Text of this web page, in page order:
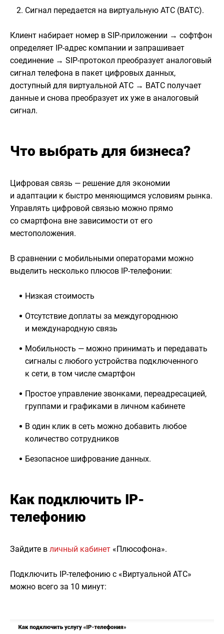
Сигнал передается на виртуальную АТС (ВАТС).
Клиент набирает номер в SIP-приложении → софтфон
определяет IP-адрес компании и запрашивает
соединение → SIP-протокол преобразует аналоговый
сигнал телефона в пакет цифровых данных,
доступный для виртуальной АТС → ВАТС получает
данные и снова преобразует их уже в аналоговый
сигнал.
Что выбрать для бизнеса?
Цифровая связь — решение для экономии
и адаптации к быстро меняющимся условиям рынка.
Управлять цифровой связью можно прямо
со смартфона вне зависимости от его
местоположения.
В сравнении с мобильными операторами можно
выделить несколько плюсов IP-телефонии:
Низкая стоимость
Отсутствие доплаты за междугороднюю
и международную связь
Мобильность — можно принимать и передавать
сигналы с любого устройства подключенного
к сети, в том числе смартфон
Простое управление звонками, переадресацией,
группами и графиками в личном кабинете
В один клик в сеть можно добавить любое
количество сотрудников
Безопасное шифрование данных.
Как подключить IP-
телефонию
Зайдите в личный кабинет «Плюсофона».
Подключить IP-телефонию с «Виртуальной АТС»
можно всего за 10 минут: